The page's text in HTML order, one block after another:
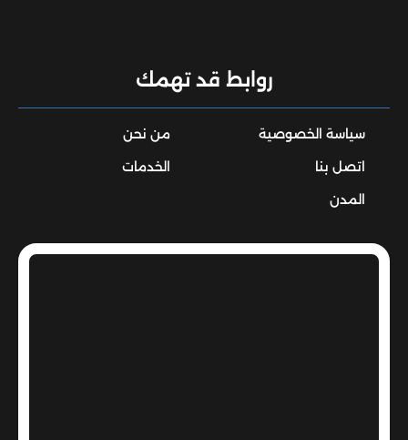
روابط قد تهمك
سياسة الخصوصية
من نحن
اتصل بنا
الخدمات
المدن